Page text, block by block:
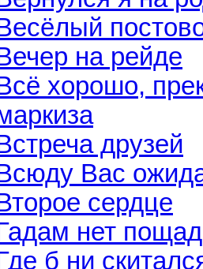
на рейде
хорошо,
друзей
Вас
сердце
нет
б ни